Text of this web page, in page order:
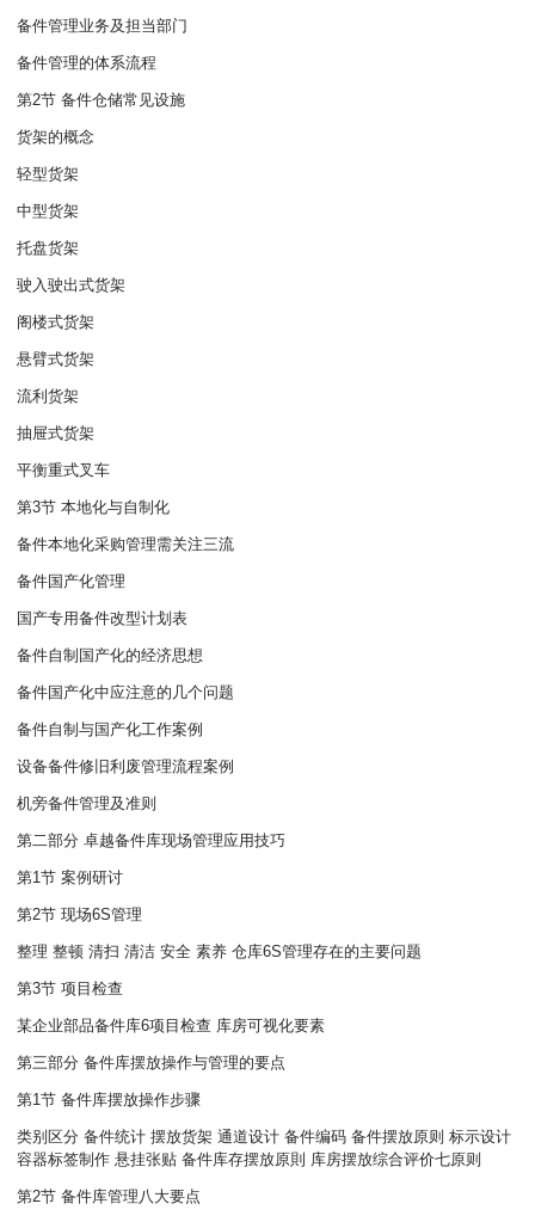
备件管理业务及担当部门
备件管理的体系流程
第2节 备件仓储常见设施
货架的概念
轻型货架
中型货架
托盘货架
驶入驶出式货架
阁楼式货架
悬臂式货架
流利货架
抽屉式货架
平衡重式叉车
第3节 本地化与自制化
备件本地化采购管理需关注三流
备件国产化管理
国产专用备件改型计划表
备件自制国产化的经济思想
备件国产化中应注意的几个问题
备件自制与国产化工作案例
设备备件修旧利废管理流程案例
机旁备件管理及准则
第二部分 卓越备件库现场管理应用技巧
第1节 案例研讨
第2节 现场6S管理
整理 整顿 清扫 清洁 安全 素养 仓库6S管理存在的主要问题
第3节 项目检查
某企业部品备件库6项目检查 库房可视化要素
第三部分 备件库摆放操作与管理的要点
第1节 备件库摆放操作步骤
类别区分 备件统计 摆放货架 通道设计 备件编码 备件摆放原则 标示设计
容器标签制作 悬挂张贴 备件库存摆放原則 库房摆放综合评价七原则
第2节 备件库管理八大要点